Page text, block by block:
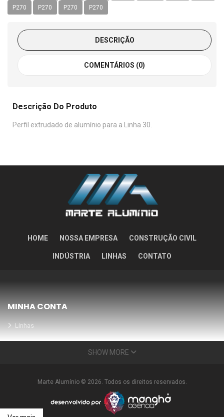
P270 P270 P270 P270
DESCRIÇÃO
COMENTÁRIOS (0)
Descrição Do Produto
Perfil extrudado de alumínio para a Linha 30.
HOME NOSSA EMPRESA CONSTRUÇÃO CIVIL
INDÚSTRIA LINHAS CONTATO
MINHA CONTA
Linhas
Meus Orçamentos
Condições Especiais
SHOW MORE
Marte Alumínio © 2026. Todos os direitos reservados.